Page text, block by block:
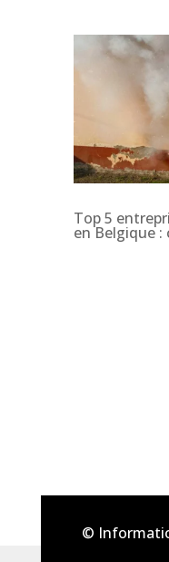
Top 5
en Belgique
©